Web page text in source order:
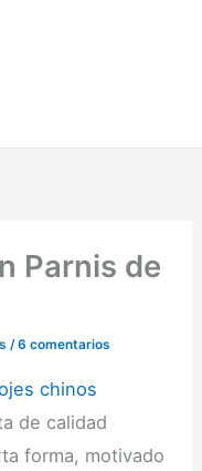
Parnis de
/6 comentarios
chinos
de calidad
forma, motivado